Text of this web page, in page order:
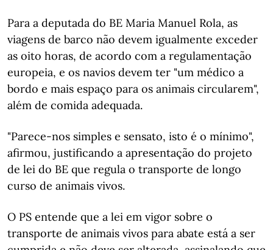
Para a deputada do BE Maria Manuel Rola, as
viagens de barco não devem igualmente exceder
as oito horas, de acordo com a regulamentação
europeia, e os navios devem ter "um médico a
bordo e mais espaço para os animais circularem",
além de comida adequada.
"Parece-nos simples e sensato, isto é o mínimo",
afirmou, justificando a apresentação do projeto
de lei do BE que regula o transporte de longo
curso de animais vivos.
O PS entende que a lei em vigor sobre o
transporte de animais vivos para abate está a ser